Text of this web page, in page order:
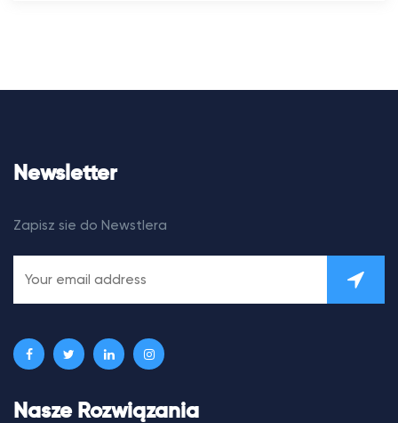
Newsletter
Zapisz sie do Newstlera
Nasze Rozwiązania